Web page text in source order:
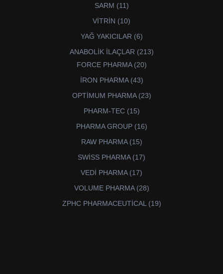
SARM 1111
VİTRİN 1010
YAĞ YAKICILAR 66
ANABOLİK İLAÇLAR 213213
FORCE PHARMA 2020
İRON PHARMA 4343
OPTİMUM PHARMA 2323
PHARM-TEC 1515
PHARMA GROUP 1616
RAW PHARMA 1515
SWİSS PHARMA 1717
VEDİ PHARMA 1717
VOLUME PHARMA 2828
ZPHC PHARMACEUTİCAL 1919